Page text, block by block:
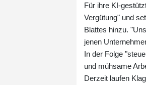
Für ihre KI-
Vergütung" und
Blattes hinzu.
jenen
In der Folge
und mühsame
Derzeit laufen